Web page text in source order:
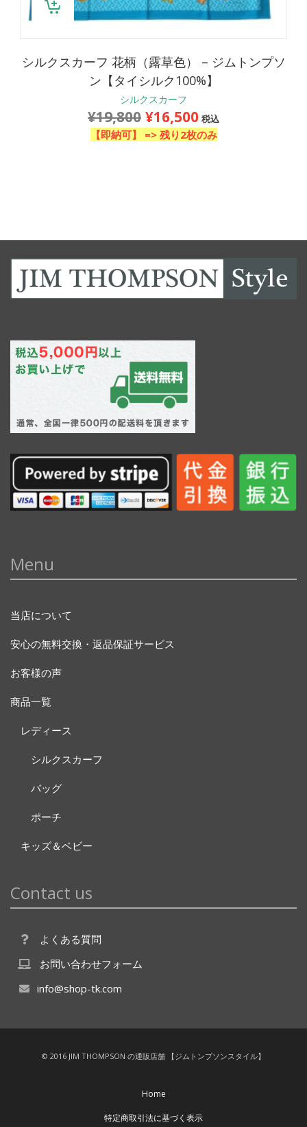
シルクスカーフ 花柄（露草色） – ジムトンプソ
ン【タイシルク100%】
シルクスカーフ
¥19,800 元
の
価
¥16,500現
在
の
税込
【即納可】 => 残り2枚のみ
Menu
当店について
安心の無料交換・返品保証サービス
お客様の声
商品一覧
レディース
シルクスカーフ
バッグ
ポーチ
キッズ＆ベビー
Contact us
よくある質問
お問い合わせフォーム
info@shop-tk.com
© 2016 JIM THOMPSON の通販店舗 【ジムトンプソンスタイル】
Home
特定商取引法に基づく表示